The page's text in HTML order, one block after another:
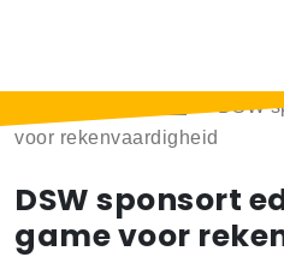
DSW
voor rekenvaardigheid
DSW sponsort
game voor